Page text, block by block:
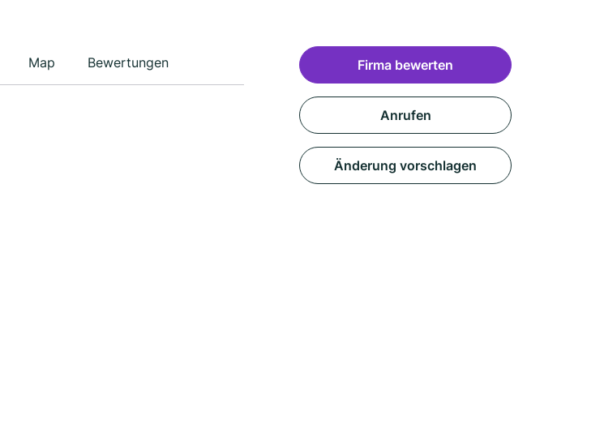
Map Bewertungen Firma bewerten
Anrufen
Änderung vorschlagen